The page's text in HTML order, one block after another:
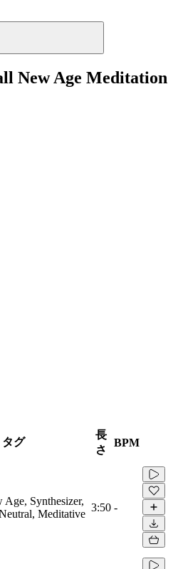
New Age Meditation
タグ
長
さ
BPM
Synthesizer,
Meditative
3:50 -